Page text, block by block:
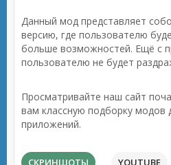
Данный мод представляет
версию, где пользователю
больше возможностей. Ещё с
пользователю не будет
Просматривайте наш сайт
вам классную подборку модов
приложений.
СКРИНШОТЫ YOUTUBE